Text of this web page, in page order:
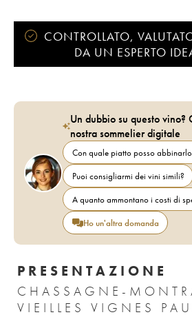
CONTROLLATO,
DA UN ESPERTO
Un dubbio su questo
nostra sommelier digitale
Con quale piatto posso
Puoi consigliarmi dei vini simili?
A quanto ammontano i costi di
Ho un'altra domanda
PRESENTAZIONE
CHASSAGNE-
VIEILLES VIGNES